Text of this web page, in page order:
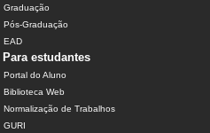
Graduação
Pós-Graduação
EAD
Para estudantes
Portal do Aluno
Biblioteca Web
Normalização de Trabalhos
GURI